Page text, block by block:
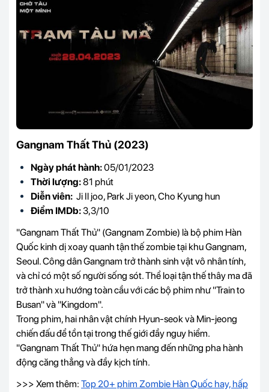
Gangnam Thất Thủ (2023)
Ngày phát hành:05/01/2023
Thời lượng:81 phút
Diễn viên: Ji Il joo, Park Ji yeon, Cho Kyung hun
Điểm IMDb:3,3/10
"Gangnam Thất Thủ" (Gangnam Zombie) là bộ phim Hàn
Quốc kinh dị xoay quanh tận thế zombie tại khu Gangnam,
Seoul. Công dân Gangnam trở thành sinh vật vô nhân tính,
và chỉ có một số người sống sót. Thể loại tận thế thây ma đã
trở thành xu hướng toàn cầu với các bộ phim như "Train to
Busan" và "Kingdom".
Trong phim, hai nhân vật chính Hyun-seok và Min-jeong
chiến đấu để tồn tại trong thế giới đầy nguy hiểm.
"Gangnam Thất Thủ" hứa hẹn mang đến những pha hành
động căng thẳng và đầy kịch tính.
>>> Xem thêm: Top 20+ phim Zombie Hàn Quốc hay, hấp